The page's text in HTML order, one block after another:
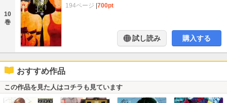
10
巻
194ページ |700pt
試し読み 購入する
おすすめ作品
この作品を見た人はコチラも見ています